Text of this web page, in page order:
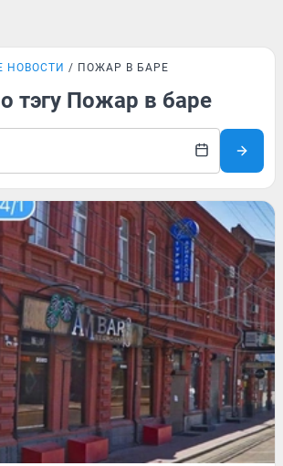
НОВОСТИ ПОЖАР В БАРЕ
тэгу Пожар в баре